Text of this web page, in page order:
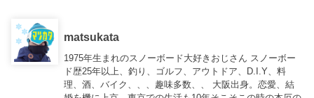
matsukata
1975年生まれのスノーボード大好きおじさん スノーボー
ド歴25年以上、釣り、ゴルフ、アウトドア、D.I.Y、料
理、酒、バイク、、、趣味多数、、 大阪出身。恋愛、結